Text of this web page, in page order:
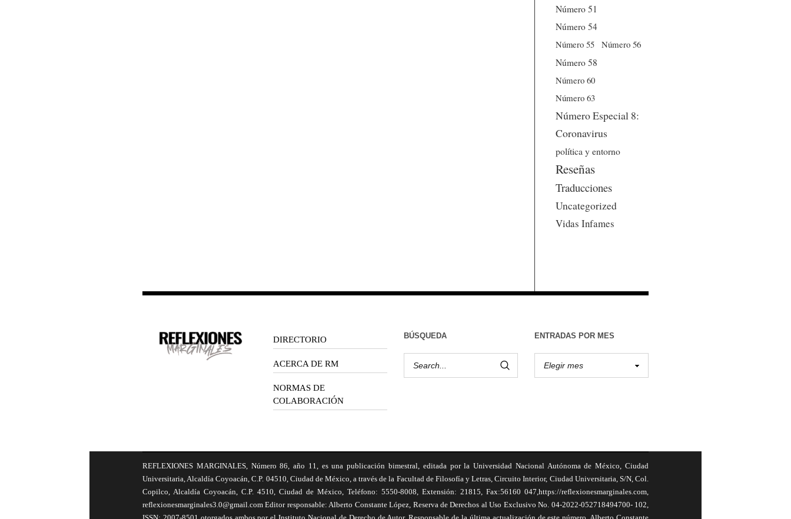
Número 51
Número 54
Número 55
Número 56
Número 58
Número 60
Número 63
Número Especial 8:
Coronavirus
política y entorno
Reseñas
Traducciones
Uncategorized
Vidas Infames
DIRECTORIO
ACERCA DE RM
NORMAS DE
COLABORACIÓN
BÚSQUEDA ENTRADAS POR MES
REFLEXIONES MARGINALES, Número 86, año 11, es una publicación bimestral, editada por la Universidad Nacional Autónoma de México, Ciudad
Universitaria, Alcaldía Coyoacán, C.P. 04510, Ciudad de México, a través de la Facultad de Filosofía y Letras, Circuito Interior, Ciudad Universitaria, S/N, Col.
Copilco, Alcaldía Coyoacán, C.P. 4510, Ciudad de México, Teléfono: 5550-8008, Extensión: 21815, Fax:56160 047,https://reflexionesmarginales.com,
reflexionesmarginales3.0@gmail.com Editor responsable: Alberto Constante López, Reserva de Derechos al Uso Exclusivo No. 04-2022-052718494700- 102,